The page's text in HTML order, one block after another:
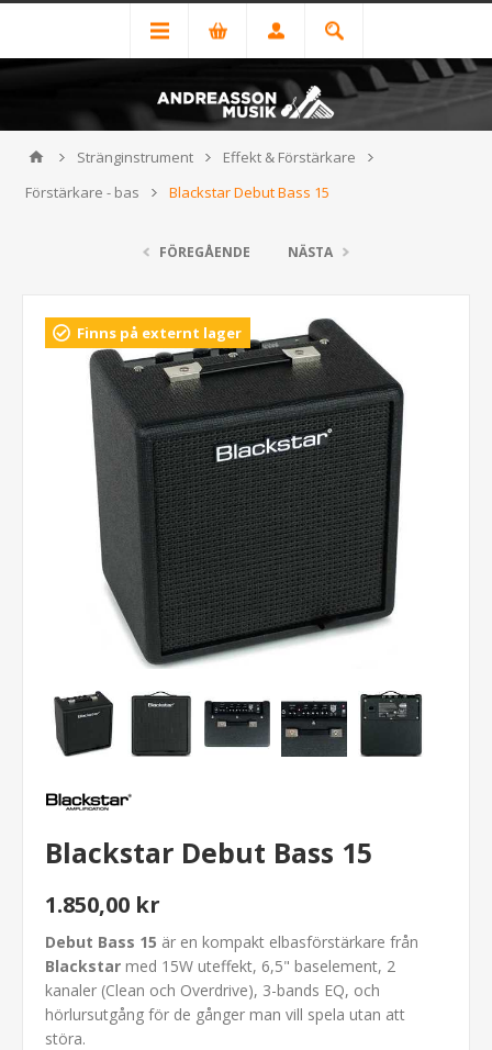
Stränginstrument
Effekt & Förstärkare
Förstärkare - bas
Blackstar Debut Bass 15
FÖREGÅENDE NÄSTA
Finns på externt lager
Blackstar Debut Bass 15
1.850,00 kr
Debut Bass 15 är en kompakt elbasförstärkare från
Blackstar med 15W uteffekt, 6,5" baselement, 2
kanaler (Clean och Overdrive), 3-bands EQ, och
hörlursutgång för de gånger man vill spela utan att
störa.